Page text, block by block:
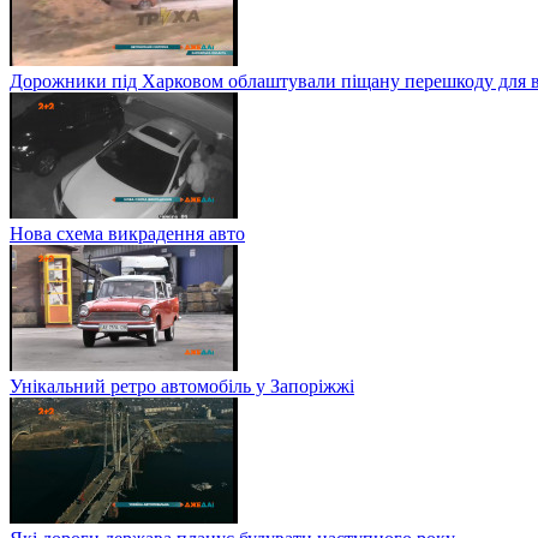
Дорожники під Харковом облаштували піщану перешкоду для
Нова схема викрадення авто
Унікальний ретро автомобіль у Запоріжжі